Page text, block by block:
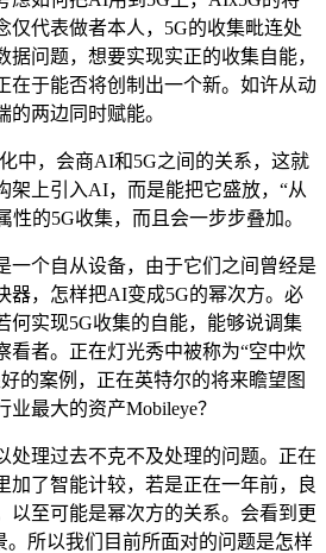
仅代表做者本人，5G的收集毗连处
问题，想要实现实正的收集自能，
在于能否将创制出一个新。如许从动
两边同时赋能。
，会商AI和5G之间的关系，这就
架上引入AI，而是能把它盛放，“从
的5G收集，而且会一步步叠加。
个自从设备，由于它们之间曾经是
器，怎样把AI变成5G的幂次方。必
何实现5G收集的自能，能够说调集
看者。正在灯光秀中被称为“空中炊
的案例，正在英特尔的将来瞻望图
最大的资产Mobileye？
理过去不克不及处理的问题。正在
加了智能计较，若是正在一年前，良
以至可能是幂次方的关系。会看到更
。所以我们目前所面对的问题是怎样